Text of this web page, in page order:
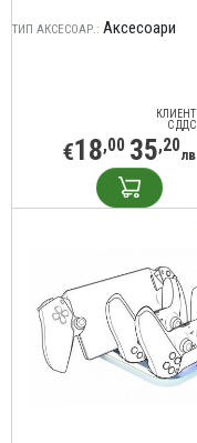
ТИП АКСЕСОАР.: Аксесоари
КЛИЕНТ
С ДДС
€18,00 35,20лв